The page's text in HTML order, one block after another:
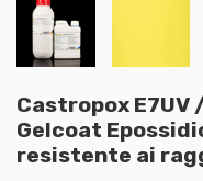
Castropox E7UV
Gelcoat
resistente ai